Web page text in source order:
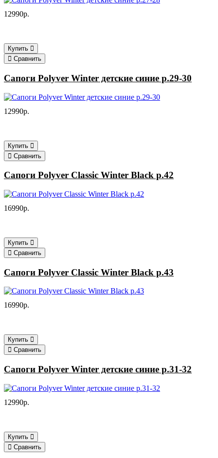
12990р.
Купить
Сравнить
Сапоги Polyver Winter детские синие р.29-30
12990р.
Купить
Сравнить
Сапоги Polyver Classic Winter Black р.42
16990р.
Купить
Сравнить
Сапоги Polyver Classic Winter Black р.43
16990р.
Купить
Сравнить
Сапоги Polyver Winter детские синие р.31-32
12990р.
Купить
Сравнить